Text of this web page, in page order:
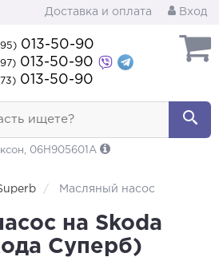
Доставка и оплата Вход
013-50-90
013-50-90
013-50-90
ищете?
06H905601A
Масляный насос
на Skoda
Суперб)